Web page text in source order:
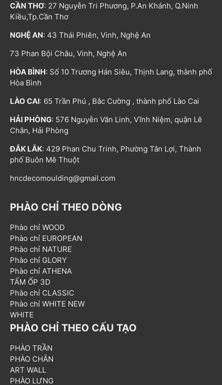
CẦN THƠ: 27 Nguyễn Tri Phương, P.An Khánh, Q.Ninh
Kiều,Tp.Cần Thơ
NGHỆ AN: 43 Thái Phiên, Vinh, Nghệ An
73 Phan Bội Châu, Vinh, Nghệ An
HÒA BÌNH: Số 10 Trương Hán Siêu, Thịnh Lang, thành phố
Hòa Bình
LÀO CAI: 65 Trần Phú , Bắc Cường , thành phố Lào Cai
HẢI PHÒNG: 576 Nguyễn Văn Linh, Vĩnh Niệm, quận Lê
Chân, Hải Phòng
ĐẮK LẮK: 429 Phan Chu Trinh, Phường Tân Lợi, Thành
phố Buôn Mê Thuột
hncdecomoulding@gmail.com
PHÀO CHỈ THEO DÒNG
Phào chỉ WOOD
Phào chỉ EUROPEAN
Phào chỉ NATURE
Phào chỉ GLORY
Phào chỉ ATHENA
TẤM ỐP 3D
Phào chỉ CLASSIC
Phào chỉ WHITE NEW
WHITE
PHÀO CHỈ THEO CẤU TẠO
PHÀO TRẦN
PHÀO CHÂN
ART WALL
PHÀO LƯNG